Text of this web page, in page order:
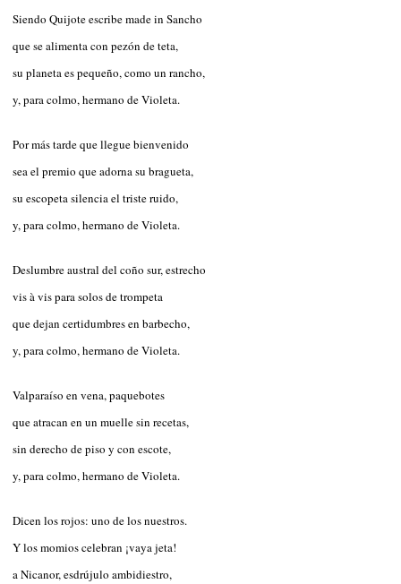
Siendo Quijote escribe made in Sancho
que se alimenta con pezón de teta,
su planeta es pequeño, como un rancho,
y, para colmo, hermano de Violeta.
Por más tarde que llegue bienvenido
sea el premio que adorna su bragueta,
su escopeta silencia el triste ruido,
y, para colmo, hermano de Violeta.
Deslumbre austral del coño sur, estrecho
vis à vis para solos de trompeta
que dejan certidumbres en barbecho,
y, para colmo, hermano de Violeta.
Valparaíso en vena, paquebotes
que atracan en un muelle sin recetas,
sin derecho de piso y con escote,
y, para colmo, hermano de Violeta.
Dicen los rojos: uno de los nuestros.
Y los momios celebran ¡vaya jeta!
a Nicanor, esdrújulo ambidiestro,